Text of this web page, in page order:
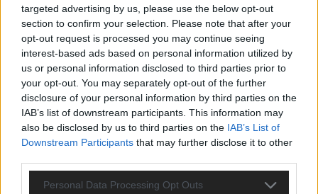
targeted advertising by us, please use the below opt-out
section to confirm your selection. Please note that after your
opt-out request is processed you may continue seeing
interest-based ads based on personal information utilized by
us or personal information disclosed to third parties prior to
your opt-out. You may separately opt-out of the further
disclosure of your personal information by third parties on the
IAB’s list of downstream participants. This information may
also be disclosed by us to third parties on the IAB’s List of
Downstream Participants that may further disclose it to other
Personal Data Processing Opt Outs
KEINE NEWS MEHR VERPASSEN
ANZEIGE